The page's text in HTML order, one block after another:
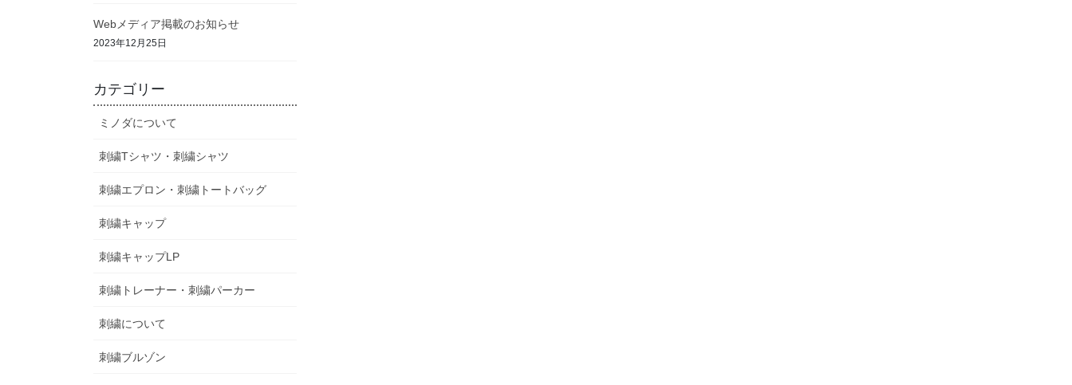
Webメディア掲載のお知らせ
2023年12月25日
カテゴリー
ミノダについて
刺繍Tシャツ・刺繍シャツ
刺繍エプロン・刺繍トートバッグ
刺繍キャップ
刺繍キャップLP
刺繍トレーナー・刺繍パーカー
刺繍について
刺繍ブルゾン